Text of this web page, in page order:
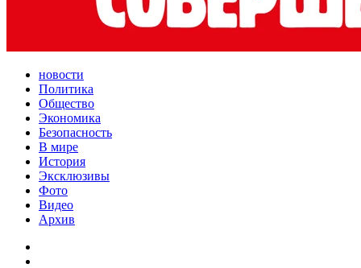
новости
Политика
Общество
Экономика
Безопасность
В мире
История
Эксклюзивы
Фото
Видео
Архив